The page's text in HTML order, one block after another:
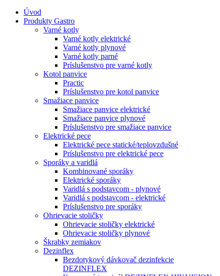
Úvod
Produkty Gastro
Varné kotly
Varné kotly elektrické
Varné kotly plynové
Varné kotly parné
Príslušenstvo pre varné kotly
Kotol panvice
Practic
Príslušenstvo pre kotol panvice
Smažiace panvice
Smažiace panvice elektrické
Smažiace panvice plynové
Príslušenstvo pre smažiace panvice
Elektrické pece
Elektrické pece statické/teplovzdušné
Príslušenstvo pre elektrické pece
Sporáky a varidlá
Kombinované sporáky
Elektrické sporáky
Varidlá s podstavcom - plynové
Varidlá s podstavcom - elektrické
Príslušenstvo pre sporáky
Ohrievacie stoličky
Ohrievacie stoličky elektrické
Ohrievacie stoličky plynové
Škrabky zemiakov
Dezinflex
Bezdotykový dávkovač dezinfekcie
DEZINFLEX